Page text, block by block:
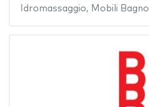
Idromassaggio, Mobili Bagno